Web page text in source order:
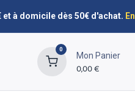
et à domicile dès 50€ d'achat.
0
Mon Panier
0,00€